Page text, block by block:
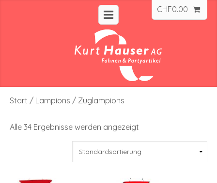
CHF0.00
Start / Lampions / Zuglampions
Alle 34 Ergebnisse werden angezeigt